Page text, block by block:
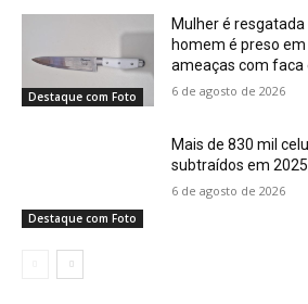
Destaque com Foto
Mulher é
homem é preso
ameaças com faca
6 de agosto de 2026
Destaque com Foto
Mais de 830 mil
subtraídos em
6 de agosto de 2026